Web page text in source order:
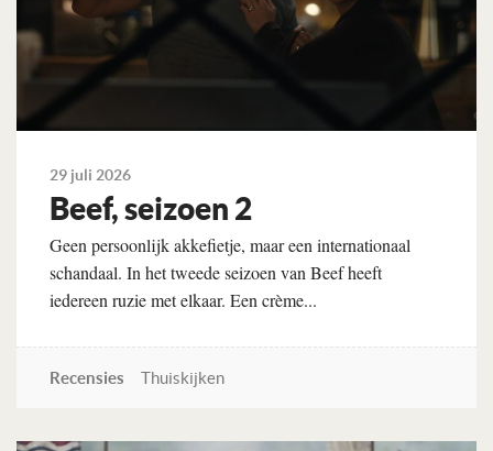
29 juli 2026
Beef, seizoen 2
Geen persoonlijk akkefietje, maar een internationaal
schandaal. In het tweede seizoen van Beef heeft
iedereen ruzie met elkaar. Een crème...
Recensies Thuiskijken
Lees verder